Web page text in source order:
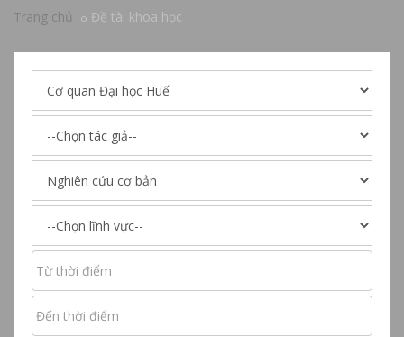
Trang chủ Đề tài khoa học